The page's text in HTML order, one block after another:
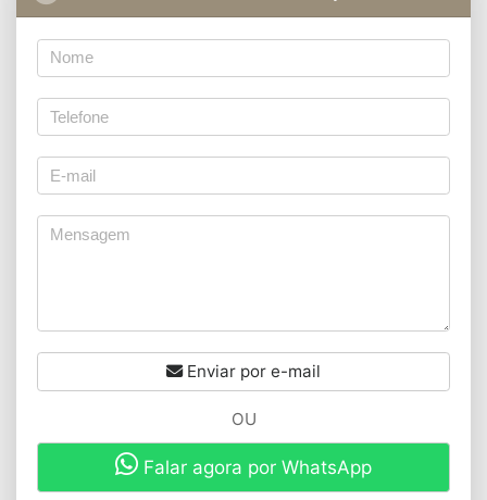
Enviar por e-mail
OU
Falar agora por WhatsApp